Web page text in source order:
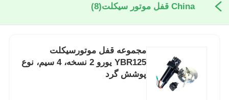
China قفل موتور سیکلت (8)
مجموعه قفل موتورسیکلت
YBR125 یورو 2 نسخه، 4 سیم، نوع
پوشش گرد